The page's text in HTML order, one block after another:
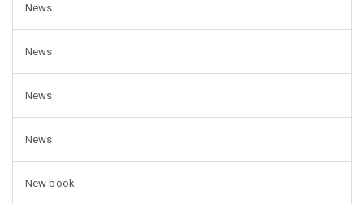
News
News
News
News
New book